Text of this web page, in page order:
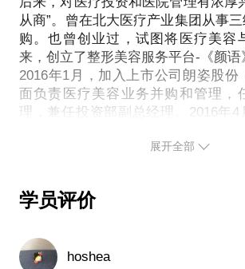
【在行郑重提示】：此话题内容仅
康领域的的个人经验、意见或观点，
用。如您或您的家人有诊疗需求，在
医院进行就诊。本话题内容及行家
从商”。曾在北大医疗产业集团从事
购。也曾创业过，试图将医疗美容
来，创立了整形美容服务平台-《颜语
2016年1月，加入上市公司朗姿股份
面负责医疗美容业务并购和管理，
理，兼任投资部副总经理。2016年4
2016年6月，通过一次性并购米兰柏
2018年1月，并购西安高一生医疗美容
美容机构，整体年收入规模达到4亿多
行产业资源整合，通过投后管理，
展开全部
学员评价
hoshea